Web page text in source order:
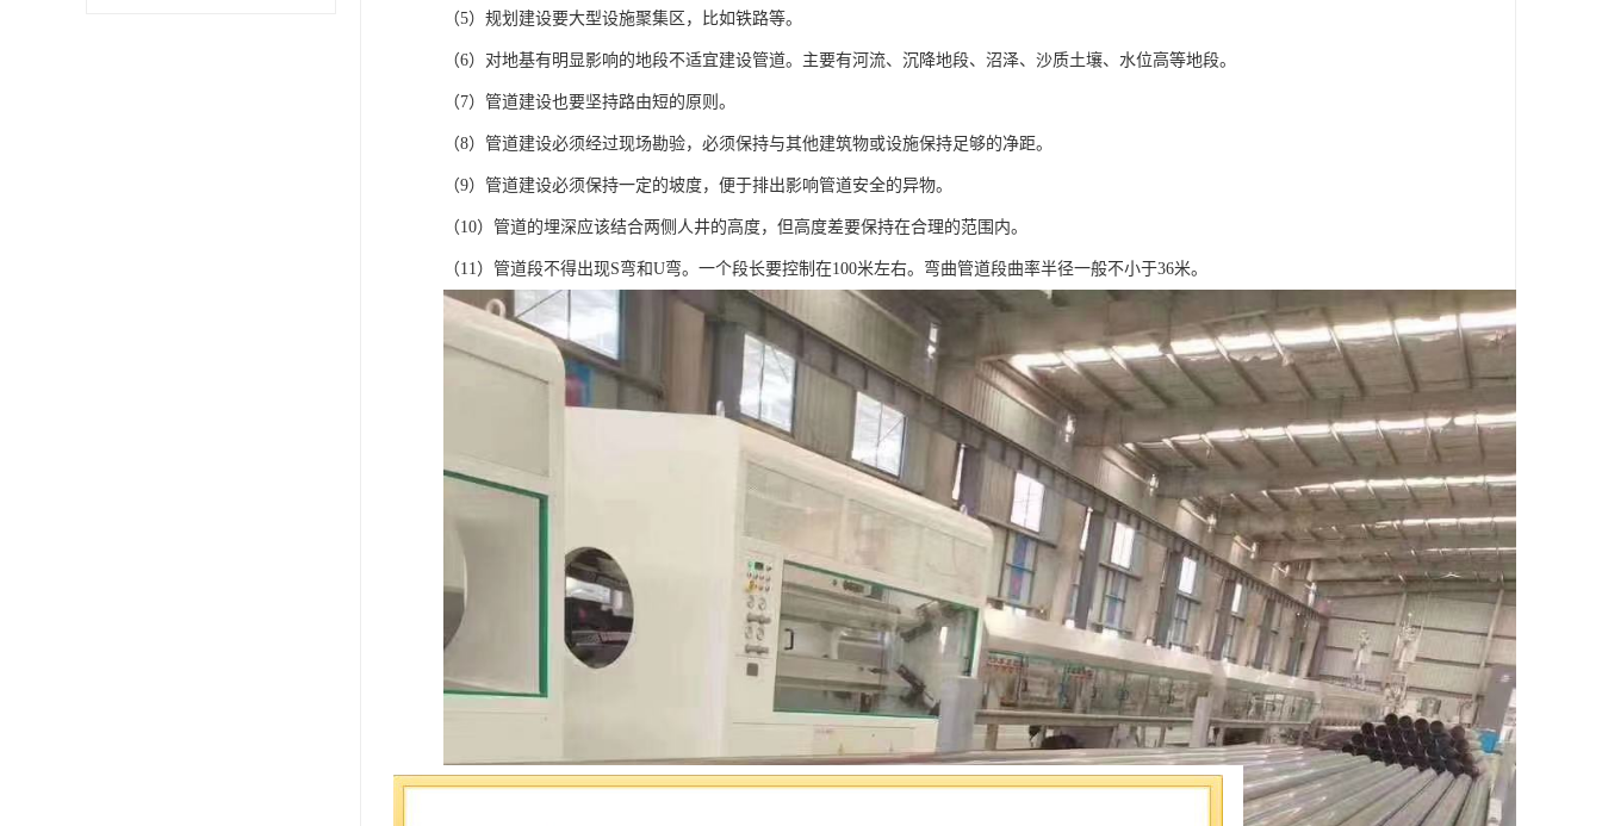
（5）规划建设要大型设施聚集区，比如铁路等。
（6）对地基有明显影响的地段不适宜建设管道。主要有河流、沉降地段、沼泽、沙质土壤、水位高等地段。
（7）管道建设也要坚持路由短的原则。
（8）管道建设必须经过现场勘验，必须保持与其他建筑物或设施保持足够的净距。
（9）管道建设必须保持一定的坡度，便于排出影响管道安全的异物。
（10）管道的埋深应该结合两侧人井的高度，但高度差要保持在合理的范围内。
（11）管道段不得出现S弯和U弯。一个段长要控制在100米左右。弯曲管道段曲率半径一般不小于36米。